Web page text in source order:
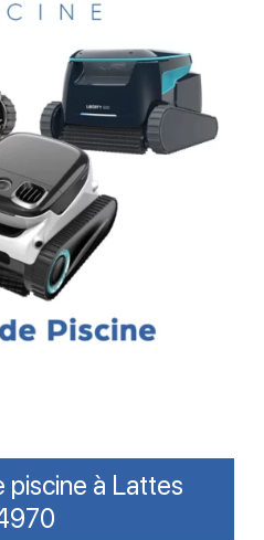
piscine à Lattes